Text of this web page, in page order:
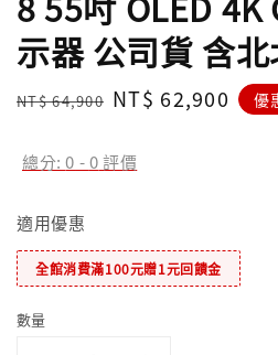
示器 公司貨 含
Regular
NT$ 64,900 Sale
NT$ 62,900 優
總分:0 -0評價
適用優惠
全館消費滿100元贈1元回饋金
數量